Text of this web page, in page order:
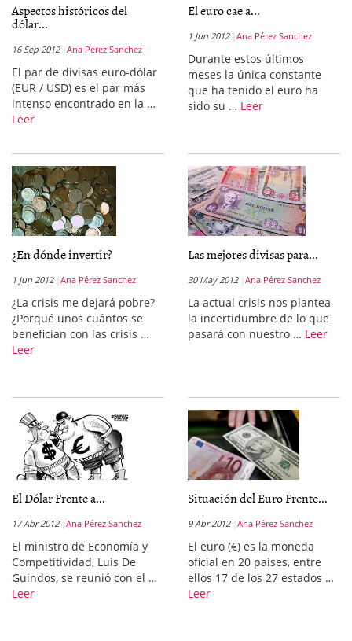
Aspectos históricos del
dólar...
16 Sep 2012 Ana Pérez Sanchez
El par de divisas euro-dólar
(EUR / USD) es el par más
intenso encontrado en la …
Leer
El euro cae a...
1 Jun 2012 Ana Pérez Sanchez
Durante estos últimos
meses la única constante
que ha tenido el euro ha
sido su … Leer
¿En dónde invertir?
1 Jun 2012 Ana Pérez Sanchez
¿La crisis me dejará pobre?
¿Porqué unos cuántos se
benefician con las crisis …
Leer
Las mejores divisas para...
30 May 2012 Ana Pérez Sanchez
La actual crisis nos plantea
la incertidumbre de lo que
pasará con nuestro … Leer
El Dólar Frente a...
17 Abr 2012 Ana Pérez Sanchez
El ministro de Economía y
Competitividad, Luis De
Guindos, se reunió con el …
Leer
Situación del Euro Frente...
9 Abr 2012 Ana Pérez Sanchez
El euro (€) es la moneda
oficial en 20 paises, entre
ellos 17 de los 27 estados …
Leer